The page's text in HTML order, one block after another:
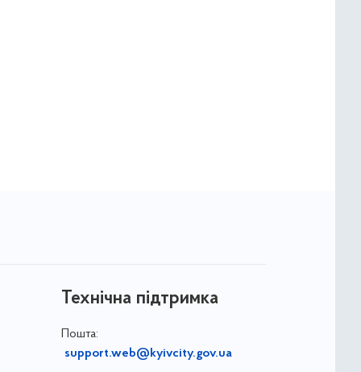
Технічна підтримка
Пошта:
support.web@kyivcity.gov.ua